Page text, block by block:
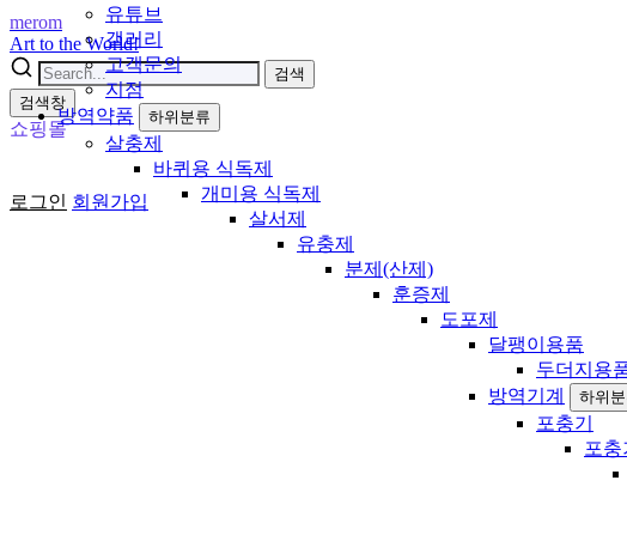
merom
Art to the World!
검색
검색창
쇼핑몰
로그인 회원가입
유튜브
갤러리
고객문의
지점
방역약품
하위분류
살충제
바퀴용 식독제
개미용 식독제
살서제
유충제
분제(산제)
훈증제
도포제
달팽이용품
두더지용
방역기계
하위
포충기
포